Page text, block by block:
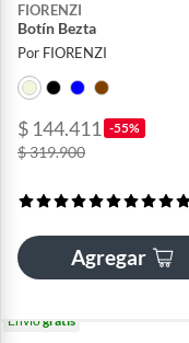
FIORENZI
Botín Bezta
Por FIORENZI
$ 144.411 -55%
$ 319.900
Agregar
Envíogratis